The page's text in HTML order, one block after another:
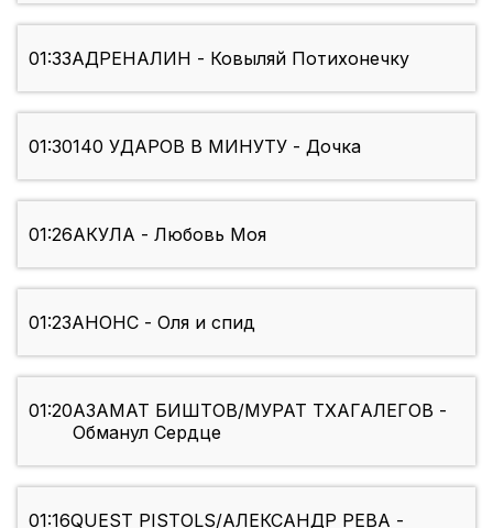
01:33АДРЕНАЛИН - Ковыляй Потихонечку
01:30140 УДАРОВ В МИНУТУ - Дочка
01:26АКУЛА - Любовь Моя
01:23АНОНС - Оля и спид
01:20АЗАМАТ БИШТОВ/МУРАТ ТХАГАЛЕГОВ -
Обманул Сердце
01:16QUEST PISTOLS/АЛЕКСАНДР РЕВА -